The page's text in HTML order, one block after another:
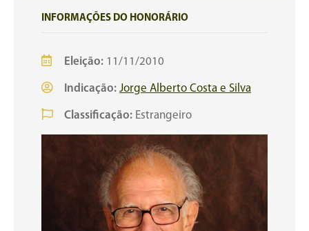
INFORMAÇÕES DO HONORÁRIO
Eleição: 11/11/2010
Indicação: Jorge Alberto Costa e Silva
Classificação: Estrangeiro